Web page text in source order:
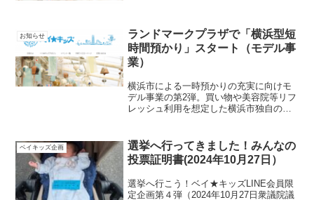
★2022年9月7日配信 今のままで大丈
夫？子どもの命を守る...
お知らせ
ランドマークプラザで「横浜型短
時間預かり」スタート（モデル事
業）
横浜市による一時預かりの充実に向けモ
デル事業の第2弾。買い物や美容院等リフ
レッシュ利用を想定した横浜市独自の
過ごせるプログラムも用意。実施場所：
ランドマークプラザ ４階...
ベイキッズ企画
選挙へ行ってきました！みんなの
投票証明書(2024年10月27日）
選挙へ行こう！ベイ★キッズLINE会員限
定企画第４弾（2024年10月27日衆議院議